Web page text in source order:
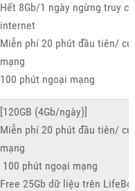
Hết 8Gb/1 ngày ngừng truy
internet
Miễn phí 20 phút đầu tiên/
mạng
100 phút ngoại mạng
[120GB (4Gb/ngày)]
Miễn phí 20 phút đầu tiên/
mạng
100 phút ngoại mạng
Free 25Gb dữ liệu trên